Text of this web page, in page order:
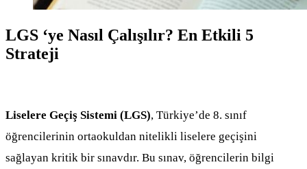
LGS ‘ye Nasıl Çalışılır? En Etkili 5
Strateji
Liselere Geçiş Sistemi (LGS), Türkiye’de 8. sınıf
öğrencilerinin ortaokuldan nitelikli liselere geçişini
sağlayan kritik bir sınavdır. Bu sınav, öğrencilerin bilgi